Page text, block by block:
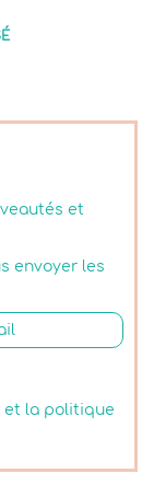
et
envoyer les
et la politique